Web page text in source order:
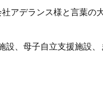
アデランス様と言葉
、母子自立支援施設